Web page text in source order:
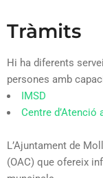
Tràmits
Hi ha diferents
persones amb
IMSD
Centre d’Atenció
L’Ajuntament de
(OAC) que ofereix